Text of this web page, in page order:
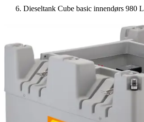
Dieseltank Cube basic innendørs 980 L